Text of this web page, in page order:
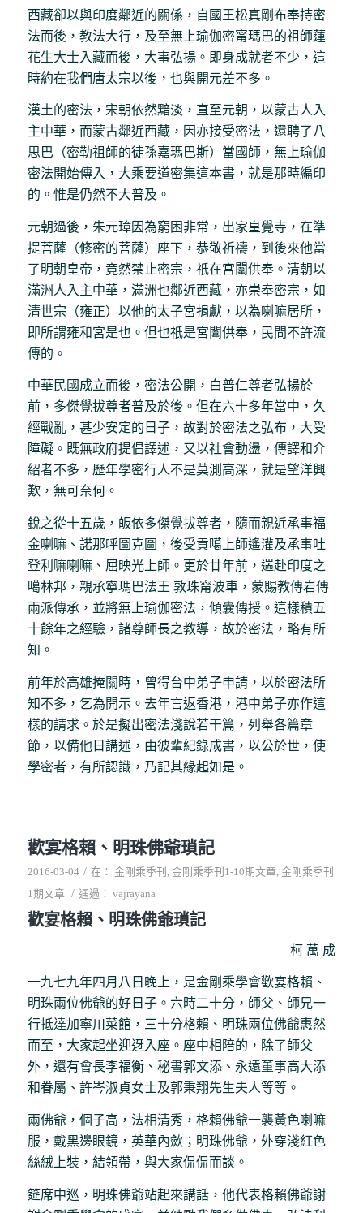
西藏卻以與印度鄰近的關係，自國王松真剛布奉持密
法而後，教法大行，及至無上瑜伽密甯瑪巴的祖師蓮
花生大士入藏而後，大事弘揚。即身成就者不少，這
時約在我們唐太宗以後，也與開元差不多。
漢土的密法，宋朝依然黯淡，直至元朝，以蒙古人入
主中華，而蒙古鄰近西藏，因亦接受密法，還聘了八
思巴（密勒祖師的徒孫嘉瑪巴斯）當國師，無上瑜伽
密法開始傳入，大乘要道密集這本書，就是那時編印
的。惟是仍然不大普及。
元朝過後，朱元璋因為窮困非常，出家皇覺寺，在準
提菩薩（修密的菩薩）座下，恭敬祈禱，到後來他當
了明朝皇帝，竟然禁止密宗，祇在宮闈供奉。清朝以
滿洲人入主中華，滿洲也鄰近西藏，亦崇奉密宗，如
清世宗（雍正）以他的太子宮捐獻，以為喇嘛居所，
即所謂雍和宮是也。但也祇是宮闈供奉，民間不許流
傳的。
中華民國成立而後，密法公開，白普仁尊者弘揚於
前，多傑覺拔尊者普及於後。但在六十多年當中，久
經戰亂，甚少安定的日子，故對於密法之弘布，大受
障礙。既無政府提倡譯述，又以社會動盪，傳譯和介
紹者不多，歷年學密行人不是莫測高深，就是望洋興
歎，無可奈何。
銳之從十五歲，皈依多傑覺拔尊者，隨而親近承事福
金喇嘛、諾那呼圖克圖，後受貢噶上師遙灌及承事吐
登利嘛喇嘛、屈映光上師。更於廿年前，遄赴印度之
噶林邦，親承寧瑪巴法王 敦珠甯波車，蒙賜教傳岩傳
兩派傳承，並將無上瑜伽密法，傾囊傳授。這樣積五
十餘年之經驗，諸尊師長之教導，故於密法，略有所
知。
前年於高雄掩關時，曾得台中弟子申請，以於密法所
知不多，乞為開示。去年言返香港，港中弟子亦作這
樣的請求。於是擬出密法淺說若干篇，列舉各篇章
節，以備他日講述，由彼輩紀錄成書，以公於世，使
學密者，有所認識，乃記其緣起如是。
歡宴格賴、明珠佛爺瑣記
2016-03-04 / 在： 金剛乘季刊 , 金剛乘季刊1-10期文章, 金剛乘季刊
1期文章 / 通過： vajrayana
歡宴格賴、明珠佛爺瑣記
柯 萬 成
一九七九年四月八日晚上，是金剛乘學會歡宴格賴、
明珠兩位佛爺的好日子。六時二十分，師父、師兄一
行抵達加寧川菜館，三十分格賴、明珠兩位佛爺惠然
而至，大家起坐迎迓入座。座中相陪的，除了師父
外，還有會長李福衡、秘書郭文添、永遠董事高大添
和眷屬、許岑淑貞女士及郭秉翔先生夫人等等。
兩佛爺，個子高，法相清秀，格賴佛爺一襲黃色喇嘛
服，戴黑邊眼鏡，英華內歛；明珠佛爺，外穿淺紅色
絲絨上裝，結領帶，與大家侃侃而談。
筵席中巡，明珠佛爺站起來講話，他代表格賴佛爺謝